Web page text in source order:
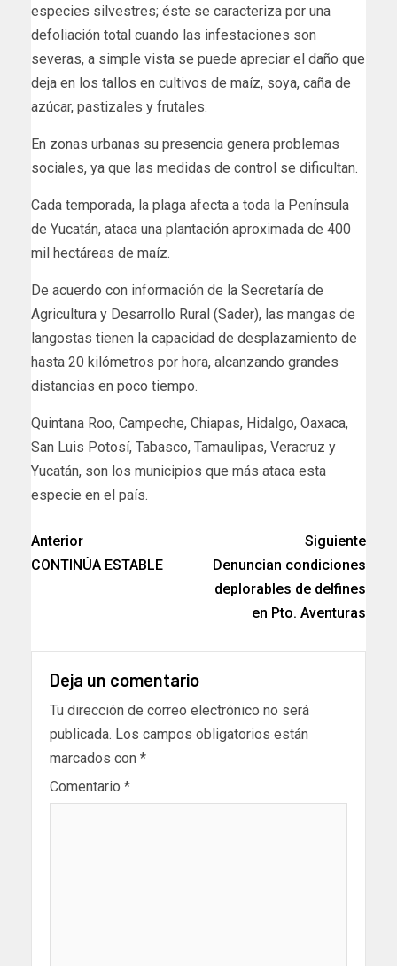
especies silvestres; éste se caracteriza por una
defoliación total cuando las infestaciones son
severas, a simple vista se puede apreciar el daño que
deja en los tallos en cultivos de maíz, soya, caña de
azúcar, pastizales y frutales.
En zonas urbanas su presencia genera problemas
sociales, ya que las medidas de control se dificultan.
Cada temporada, la plaga afecta a toda la Península
de Yucatán, ataca una plantación aproximada de 400
mil hectáreas de maíz.
De acuerdo con información de la Secretaría de
Agricultura y Desarrollo Rural (Sader), las mangas de
langostas tienen la capacidad de desplazamiento de
hasta 20 kilómetros por hora, alcanzando grandes
distancias en poco tiempo.
Quintana Roo, Campeche, Chiapas, Hidalgo, Oaxaca,
San Luis Potosí, Tabasco, Tamaulipas, Veracruz y
Yucatán, son los municipios que más ataca esta
especie en el país.
Anterior
CONTINÚA ESTABLE
Siguiente
Denuncian condiciones
deplorables de delfines
en Pto. Aventuras
Deja un comentario
Tu dirección de correo electrónico no será
publicada. Los campos obligatorios están
marcados con *
Comentario *